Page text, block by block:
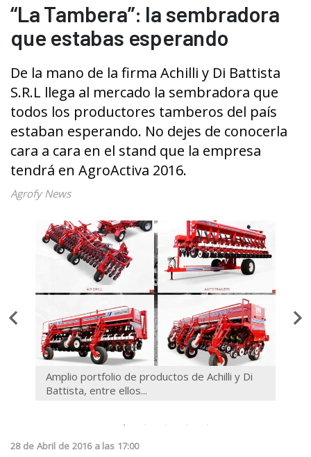
“La Tambera”: la sembradora
que estabas esperando
De la mano de la firma Achilli y Di Battista
S.R.L llega al mercado la sembradora que
todos los productores tamberos del país
estaban esperando. No dejes de conocerla
cara a cara en el stand que la empresa
tendrá en AgroActiva 2016.
Agrofy News
Amplio portfolio de productos de Achilli y Di
Battista, entre ellos...
28 de Abril de 2016 a las 17:00